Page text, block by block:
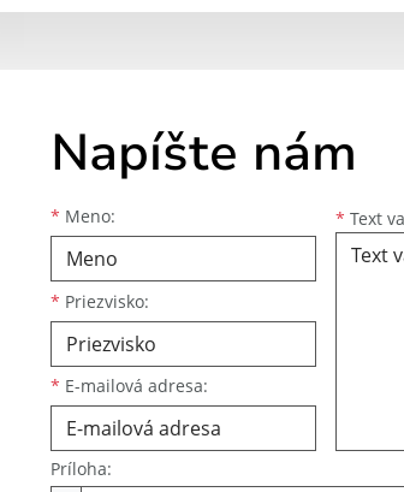
Napíšte nám
* Meno:
Meno
* Priezvisko:
Priezvisko
* E-mailová adresa:
E-mailová adresa * Text
Príloha: